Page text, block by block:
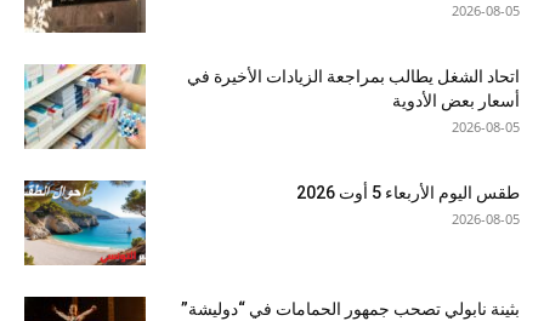
2026-08-05
اتحاد الشغل يطالب بمراجعة الزيادات الأخيرة في
أسعار بعض الأدوية
2026-08-05
طقس اليوم الأربعاء 5 أوت 2026
2026-08-05
بثينة نابولي تصحب جمهور الحمامات في “دوليشة”